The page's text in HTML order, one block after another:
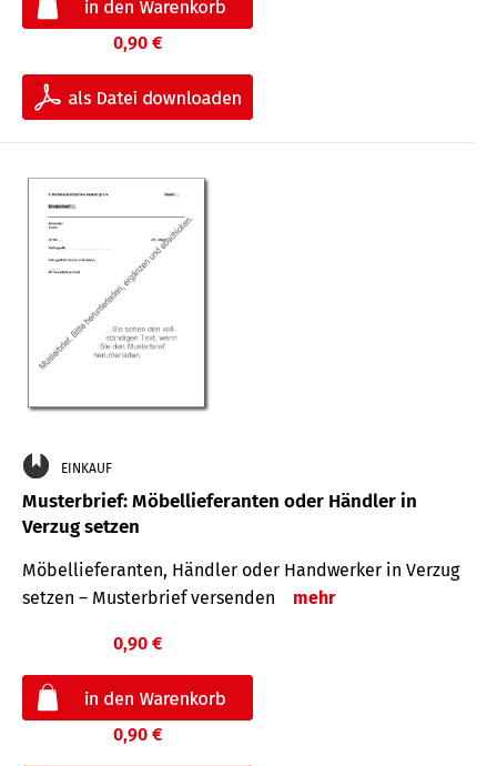
0,90 €
EINKAUF
Musterbrief: Möbellieferanten oder Händler in
Verzug setzen
Möbellieferanten, Händler oder Handwerker in Verzug
setzen – Musterbrief versenden
mehr
0,90 €
0,90 €